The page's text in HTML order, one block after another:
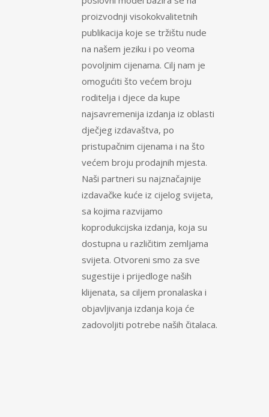
proizvodnji visokokvalitetnih
publikacija koje se tržištu nude
na našem jeziku i po veoma
povoljnim cijenama. Cilj nam je
omogućiti što većem broju
roditelja i djece da kupe
najsavremenija izdanja iz oblasti
dječjeg izdavaštva, po
pristupačnim cijenama i na što
većem broju prodajnih mjesta.
Naši partneri su najznačajnije
izdavačke kuće iz cijelog svijeta,
sa kojima razvijamo
koprodukcijska izdanja, koja su
dostupna u različitim zemljama
svijeta. Otvoreni smo za sve
sugestije i prijedloge naših
klijenata, sa ciljem pronalaska i
objavljivanja izdanja koja će
zadovoljiti potrebe naših čitalaca.